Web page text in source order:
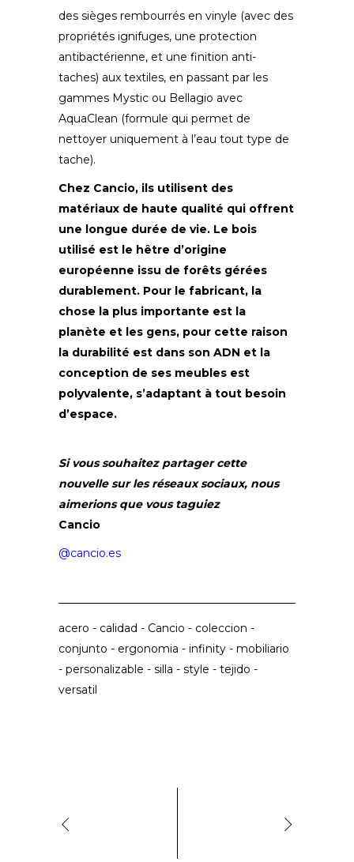
des sièges rembourrés en vinyle (avec des
propriétés ignifuges, une protection
antibactérienne, et une finition anti-
taches) aux textiles, en passant par les
gammes Mystic ou Bellagio avec
AquaClean (formule qui permet de
nettoyer uniquement à l’eau tout type de
tache).
Chez Cancio, ils utilisent des
matériaux de haute qualité qui offrent
une longue durée de vie. Le bois
utilisé est le hêtre d’origine
européenne issu de forêts gérées
durablement. Pour le fabricant, la
chose la plus importante est la
planète et les gens, pour cette raison
la durabilité est dans son ADN et la
conception de ses meubles est
polyvalente, s’adaptant à tout besoin
d’espace.
Si vous souhaitez partager cette
nouvelle sur les réseaux sociaux, nous
aimerions que vous taguiez
Cancio
@cancio.es
acero - calidad - Cancio - coleccion -
conjunto - ergonomia - infinity - mobiliario
- personalizable - silla - style - tejido -
versatil